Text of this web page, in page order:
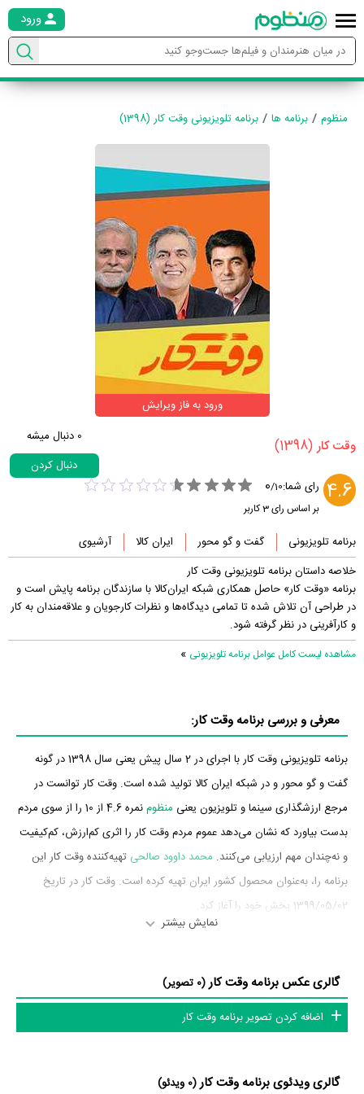
ورود
منظوم برنامه ها برنامه تلویزیونی وقت کار (1398)
ورود به فاز ویرایش
‏وقت کار‏(1398)
0 دنبال میشه
دنبال کردن
4.6 رای شما: 0/10
بر اساس رای3کاربر
برنامه تلویزیونی گفت و گو محور ایران کالا
آرشیوی
خلاصه داستان برنامه تلویزیونی وقت کار
برنامه «وقت کار» حاصل همکاری شبکه ایران‌کالا با سازندگان برنامه پایش است و
در طراحی آن تلاش شده تا تمامی دیدگاه‌ها و نظرات کارجویان و علاقه‌مندان به کار
و کارآفرینی در نظر گرفته شود.
مشاهده لیست کامل عوامل برنامه تلویزیونی »
معرفی و بررسی برنامه وقت کار:
برنامه تلویزیونی وقت کار با اجرای در 2 سال پیش یعنی سال 1398 در گونه
گفت و گو محور و در شبکه ایران کالا تولید شده است. وقت کار توانست در
مرجع ارزشگذاری سینما و تلویزیون یعنی منظوم
نمره 4.6 از 10 را از سوی مردم
بدست بیاورد که نشان می‌دهد عموم مردم وقت کار را اثری کم‌ارزش، کم‌کیفیت
و نه‌چندان مهم ارزیابی می‌کنند. محمد داوود صالحی تهیه‌کننده وقت کار این
برنامه را، به‌عنوان محصول کشور ایران تهیه کرده است. وقت کار در تاریخ
1399/05/02 پخش خود را آغاز کرد.
از محتوا و داستان برنامه وقت کار چقدر اطلاع دارید؟
در خلاصه داستانی که یا از سوی تیم رسانه‌ای اثر و یا توسط دیگر رسانه‌ها درباره
نمایش بیشتر
گالری عکس برنامه وقت کار(0 تصویر)
اضافه کردن تصویر برنامه وقت کار
گالری ویدئوی برنامه وقت کار(0 ویدئو)